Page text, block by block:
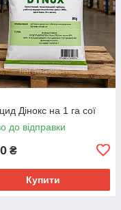
Дінокс на 1 га сої
до відправки
₴
Купити